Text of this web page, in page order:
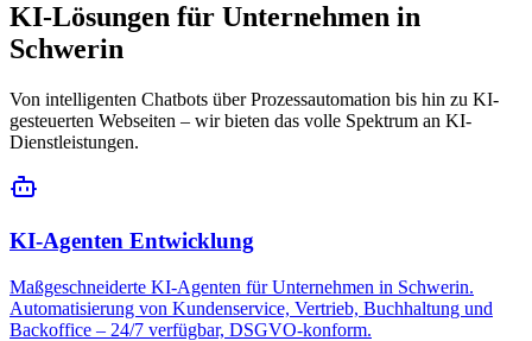
KI-Lösungen für Unternehmen in
Schwerin
Von intelligenten Chatbots über Prozessautomation bis hin zu KI-
gesteuerten Webseiten – wir bieten das volle Spektrum an KI-
Dienstleistungen.
KI-Agenten Entwicklung
Maßgeschneiderte KI-Agenten für Unternehmen in Schwerin.
Automatisierung von Kundenservice, Vertrieb, Buchhaltung und
Backoffice – 24/7 verfügbar, DSGVO-konform.